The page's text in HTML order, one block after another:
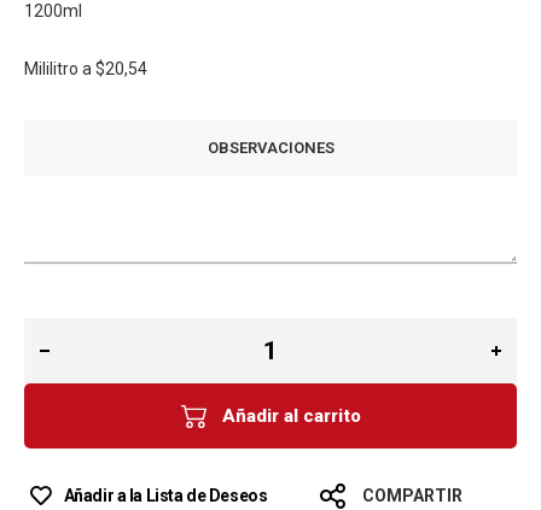
1200ml
Mililitro a $20,54
OBSERVACIONES
Añadir al carrito
Añadir a la Lista de Deseos COMPARTIR